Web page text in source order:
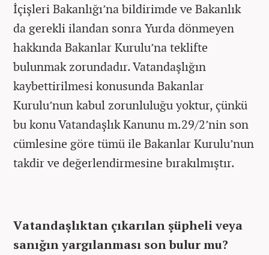
İçişleri Bakanlığı’na bildirimde ve Bakanlık
da gerekli ilandan sonra Yurda dönmeyen
hakkında Bakanlar Kurulu’na teklifte
bulunmak zorundadır. Vatandaşlığın
kaybettirilmesi konusunda Bakanlar
Kurulu’nun kabul zorunluluğu yoktur, çünkü
bu konu Vatandaşlık Kanunu m.29/2’nin son
cümlesine göre tümü ile Bakanlar Kurulu’nun
takdir ve değerlendirmesine bırakılmıştır.
Vatandaşlıktan çıkarılan şüpheli veya
sanığın yargılanması son bulur mu?